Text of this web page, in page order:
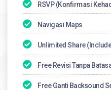
RSVP (Konfirmasi
Navigasi Maps
Unlimited Share
Free Revisi Tanpa
Free Ganti Backsound